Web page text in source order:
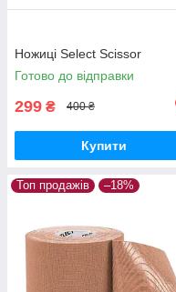
Ножиці Select Scissor
Готово до відправки
299 ₴ 400 ₴
Купити
Топ продажів –18%